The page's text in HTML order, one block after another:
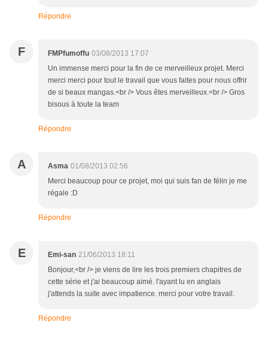
Répondre
F FMPfumoffu 03/08/2013 17:07
Un immense merci pour la fin de ce merveilleux projet. Merci
merci merci pour tout le travail que vous faites pour nous offrir
de si beaux mangas.<br /> Vous êtes merveilleux.<br /> Gros
bisous à toute la team
Répondre
A Asma 01/08/2013 02:56
Merci beaucoup pour ce projet, moi qui suis fan de félin je me
régale :D
Répondre
E Emi-san 21/06/2013 18:11
Bonjour,<br /> je viens de lire les trois premiers chapitres de
cette série et j'ai beaucoup aimé. l'ayant lu en anglais
j'attends la suite avec impatience. merci pour votre travail.
Répondre